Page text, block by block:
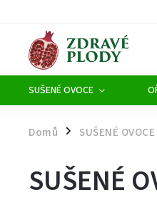
SUŠENÉ OVOCE
Domů / SUŠENÉ OVOCE
SUŠENÉ